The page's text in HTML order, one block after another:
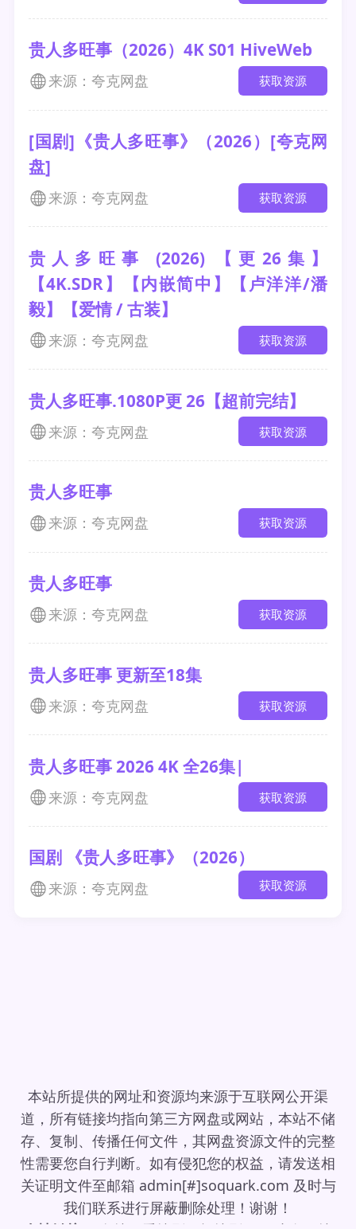
贵人多旺事（2026）4K S01 HiveWeb
来源：夸克网盘 获取资源
[国剧]《贵人多旺事》（2026）[夸克网
盘]
来源：夸克网盘 获取资源
贵人多旺事 (2026) 【更26集】
【4K.SDR】【内嵌简中】【卢洋洋/潘
毅】【爱情 / 古装】
来源：夸克网盘 获取资源
贵人多旺事.1080P更 26【超前完结】
来源：夸克网盘 获取资源
贵人多旺事
来源：夸克网盘 获取资源
贵人多旺事
来源：夸克网盘 获取资源
贵人多旺事 更新至18集
来源：夸克网盘 获取资源
贵人多旺事 2026 4K 全26集|
来源：夸克网盘 获取资源
国剧 《贵人多旺事》（2026）
来源：夸克网盘 获取资源
本站所提供的网址和资源均来源于互联网公开渠
道，所有链接均指向第三方网盘或网站，本站不储
存、复制、传播任何文件，其网盘资源文件的完整
性需要您自行判断。如有侵犯您的权益，请发送相
关证明文件至邮箱 admin[#]soquark.com 及时与
我们联系进行屏蔽删除处理！谢谢！